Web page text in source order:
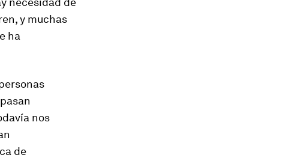
y muchas
ha
nos
de